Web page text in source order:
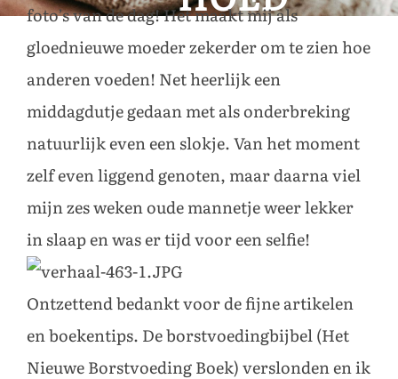
foto’s van de dag! Het maakt mij als
gloednieuwe moeder zekerder om te zien hoe
anderen voeden! Net heerlijk een
middagdutje gedaan met als onderbreking
natuurlijk even een slokje. Van het moment
zelf even liggend genoten, maar daarna viel
mijn zes weken oude mannetje weer lekker
in slaap en was er tijd voor een selfie!
Ontzettend bedankt voor de fijne artikelen
en boekentips. De borstvoedingbijbel (Het
Nieuwe Borstvoeding Boek) verslonden en ik